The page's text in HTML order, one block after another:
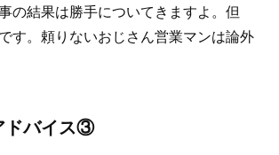
の結果は勝手についてきますよ。但
す。頼りないおじさん営業マンは論外
ドバイス③